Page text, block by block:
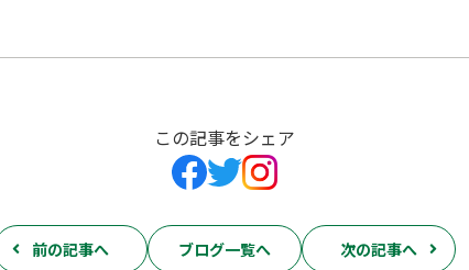
この記事をシェア
前の記事へ ブログ一覧へ 次の記事へ